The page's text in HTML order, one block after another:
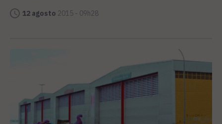
12 agosto 2015 - 09h28